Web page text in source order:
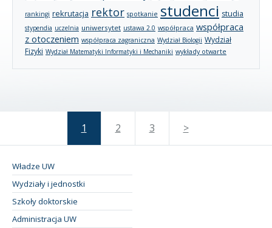
rankingi rekrutacja rektor spotkanie studenci studia
stypendia uczelnia uniwersytet ustawa 2.0 współpraca współpraca
z otoczeniem współpraca zagraniczna Wydział Biologii Wydział
Fizyki Wydział Matematyki Informatyki i Mechaniki wykłady otwarte
1 2 3 >
Władze UW
Wydziały i jednostki
Szkoły doktorskie
Administracja UW